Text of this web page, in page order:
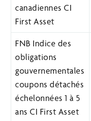
canadiennes CI
First Asset
FNB Indice des
obligations
gouvernementales
coupons détachés
échelonnées 1 à 5
ans CI First Asset